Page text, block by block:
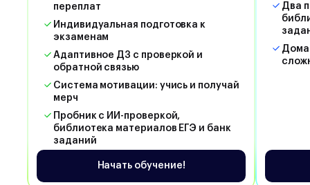
переплат
Индивидуальная подготовка к
экзаменам
Адаптивное ДЗ с проверкой и
обратной связью
Система мотивации: учись и получай
мерч
Пробник с ИИ-проверкой,
библиотека материалов ЕГЭ и банк
заданий
Начать обучение!
Два